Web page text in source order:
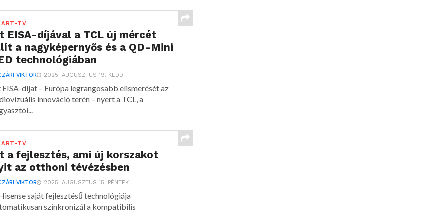
TV
EISA-díjával a TCL új mércét
a nagyképernyős és a QD-Mini
technológiában
VIKTOR 2025. AUGUSZTUS 19. KEDD
EISA-díjat – Európa legrangosabb elismerését az
innováció terén – nyert a TCL, a
TV
a fejlesztés, ami új korszakot
az otthoni tévézésben
VIKTOR 2025. AUGUSZTUS 15. PÉNTEK
saját fejlesztésű technológiája
szinkronizál a kompatibilis